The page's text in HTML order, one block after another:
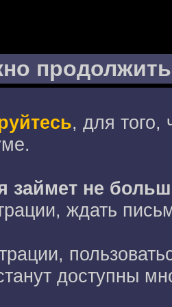
продолжить
, для того,
займет не
ждать
доступны